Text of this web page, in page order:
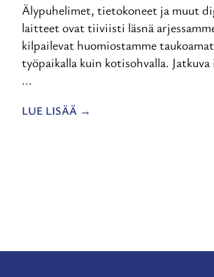
Älypuhelimet, tietokoneet ja muut
laitteet ovat tiiviisti läsnä
kilpailevat huomiostamme
työpaikalla kuin kotisohvalla.
...
LUE LISÄÄ